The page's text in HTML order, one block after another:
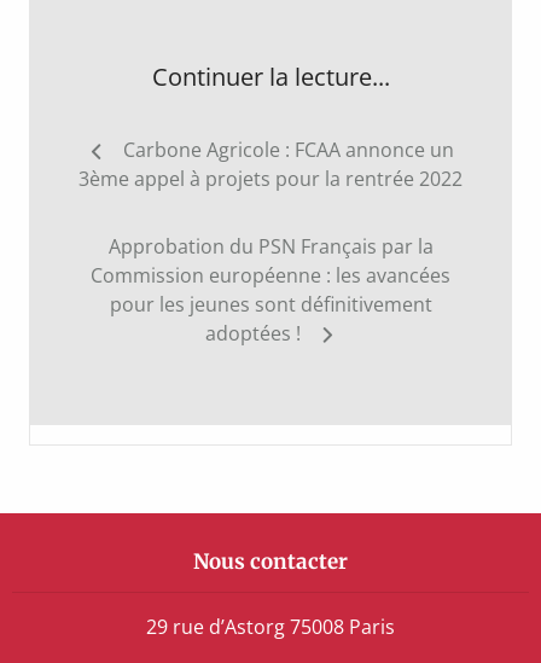
Continuer la lecture...
Navigation
de
Carbone Agricole : FCAA annonce un
3ème appel à projets pour la rentrée 2022
Approbation du PSN Français par la
Commission européenne : les avancées
pour les jeunes sont définitivement
adoptées !
Nous contacter
29 rue d’Astorg 75008 Paris